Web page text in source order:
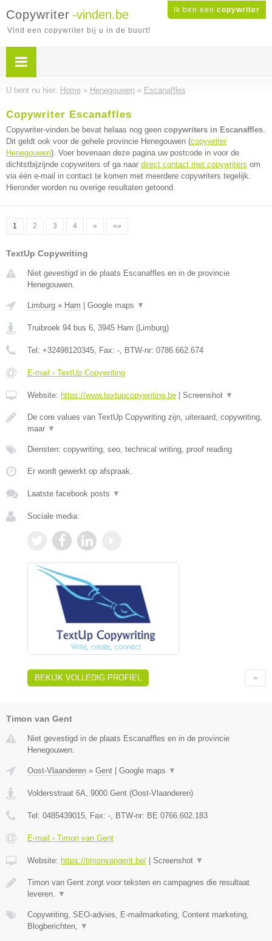
Ik ben een copywriter
Copywriter -vinden.be
Vind een copywriter bij u in de buurt!
U bent nu hier: Home » Henegouwen » Escanaffles
Copywriter Escanaffles
Copywriter-vinden.be bevat helaas nog geen copywriters in Escanaffles.
Dit geldt ook voor de gehele provincie Henegouwen (copywriter
Henegouwen). Voer bovenaan deze pagina uw postcode in voor de
dichtstbijzijnde copywriters of ga naar direct contact met copywriters om
via één e-mail in contact te komen met meerdere copywriters tegelijk.
Hieronder worden nu overige resultaten getoond.
1 2 3 4 » »»
TextUp Copywriting
Niet gevestigd in de plaats Escanaffles en in de provincie
Henegouwen.
Limburg » Ham Google maps ▼
Truibroek 94 bus 6, 3945 Ham (Limburg)
Tel: +32498120345, Fax: -, BTW-nr: 0786.662.674
E-mail › TextUp Copywriting
Website: https://www.textupcopywriting.be Screenshot ▼
De core values van TextUp Copywriting zijn, uiteraard, copywriting,
maar ▼
Diensten: copywriting, seo, technical writing, proof reading
Er wordt gewerkt op afspraak.
Laatste facebook posts ▼
Sociale media:
BEKIJK VOLLEDIG PROFIEL
Timon van Gent
Niet gevestigd in de plaats Escanaffles en in de provincie
Henegouwen.
Oost-Vlaanderen » Gent Google maps ▼
Voldersstraat 6A 9000 Gent (Oost-Vlaanderen)
Tel: 0485439015 , Fax: - , BTW-nr: BE 0766.602.183
E-mail › Timon van Gent
Website: https://timonvangent.be/ Screenshot ▼
Timon van Gent zorgt voor teksten en campagnes die resultaat
leveren.
▼
Copywriting, SEO-advies, E-mailmarketing, Content marketing,
Blogberichten,
▼